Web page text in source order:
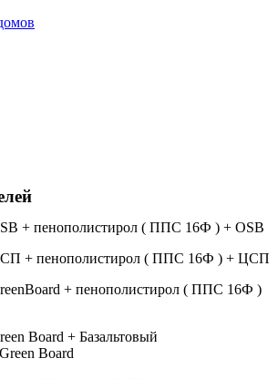
+ пенополистирол ( ППС 16Ф ) + OSB
+ пенополистирол ( ППС 16Ф ) + ЦСП
+ пенополистирол ( ППС 16Ф )
Board + Базальтовый
Board